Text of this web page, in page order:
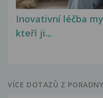
Inovativní léčba
kteří ji...
VÍCE DOTAZŮ Z PORADNY